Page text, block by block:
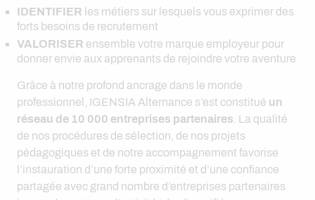
IDENTIFIER les métiers sur lesquels vous exprimer des
forts besoins de recrutement
VALORISER ensemble votre marque employeur pour
donner envie aux apprenants de rejoindre votre aventure
Grâce à notre profond ancrage dans le monde
professionnel, IGENSIA Alternance s’est constitué un
réseau de 10 000 entreprises partenaires . La qualité
de nos procédures de sélection, de nos projets
pédagogiques et de notre accompagnement favorise
l’instauration d’une forte proximité et d’une confiance
partagée avec grand nombre d’entreprises partenaires